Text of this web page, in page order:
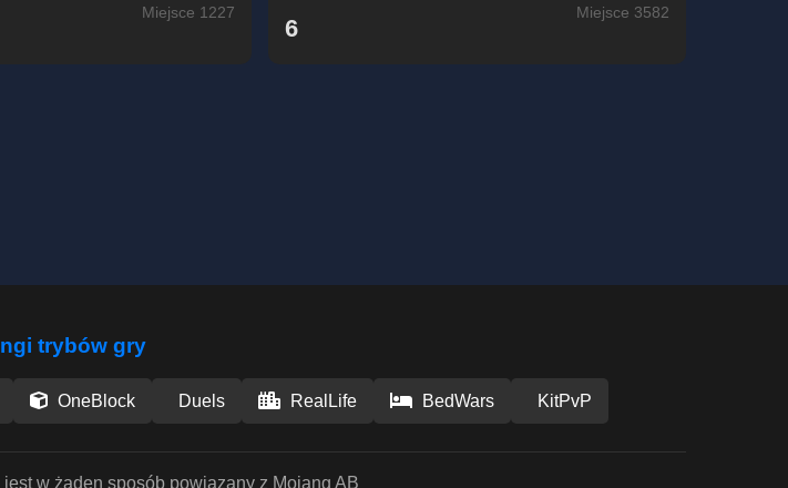
Miejsce 1227
6
Miejsce 3582
trybów gry
OneBlock Duels RealLife BedWars KitPvP
w żaden sposób powiązany z Mojang AB